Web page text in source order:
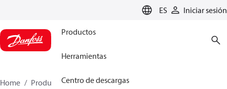
ES Iniciar sesión
Productos
Herramientas
Centro de descargas
Home Productos
Climate Solutions for heating